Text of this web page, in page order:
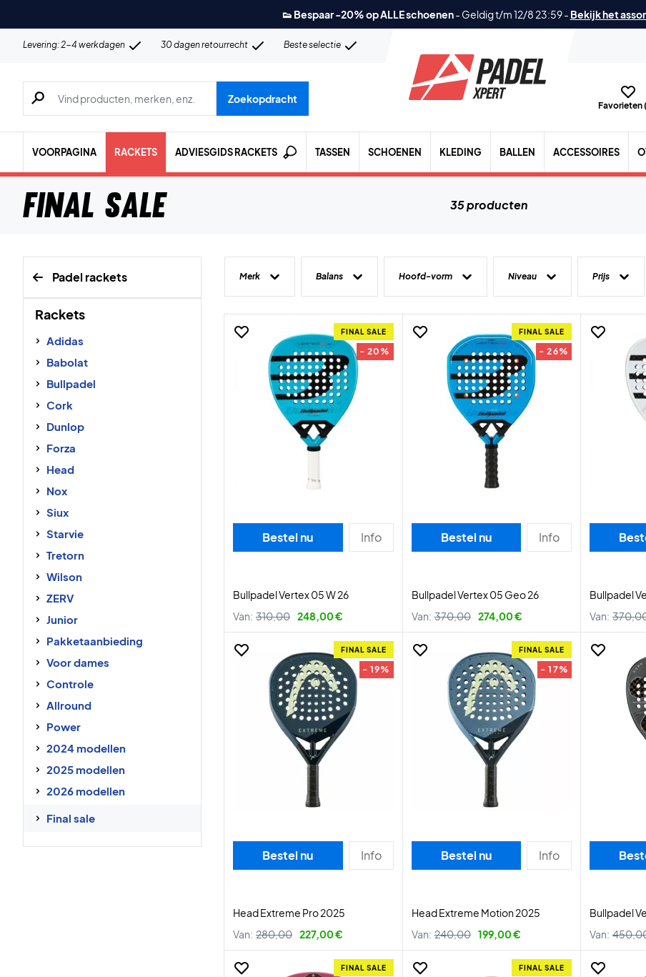
👟 Bespaar -20% op ALLE schoenen- Geldig t/m 12/8 23:59- Bekijk het
Levering: 2-4 werkdagen 30 dagen retourrecht Beste selectie
Zoeken naar producten, merken etc.
Zoekopdracht
Favorieten (
VOORPAGINA RACKETS ADVIESGIDS RACKETS TASSEN SCHOENEN KLEDING BALLEN ACCESSOIRES
Final sale 35 producten
Padel rackets
Rackets
Adidas
Babolat
Bullpadel
Cork
Dunlop
Forza
Head
Nox
Siux
Starvie
Tretorn
Wilson
ZERV
Junior
Pakketaanbieding
Voor dames
Controle
Allround
Power
2024 modellen
2025 modellen
2026 modellen
Final sale
Merk Balans Hoofd-vorm Niveau Prijs
FINAL SALE
- 20%
Bestel nu Info
Bullpadel Vertex 05 W 26
Van: 310,00 248,00 €
FINAL SALE
- 26%
Bestel nu Info
Bullpadel Vertex 05 Geo 26
Van: 370,00 274,00 €
Bullpadel
Van:
FINAL SALE
- 19%
Bestel nu Info
Head Extreme Pro 2025
Van: 280,00 227,00 €
FINAL SALE
- 17%
Bestel nu Info
Head Extreme Motion 2025
Van: 240,00 199,00 €
Bullpadel
Van:
FINAL SALE FINAL SALE